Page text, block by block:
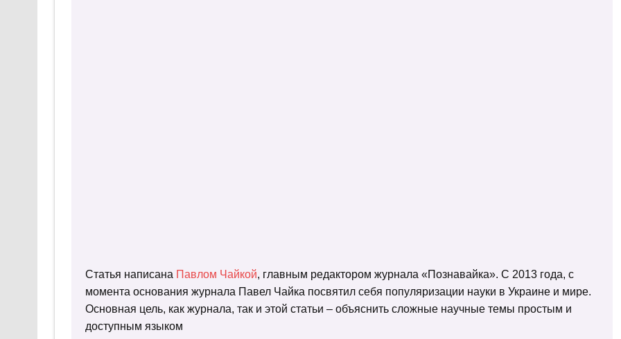
Статья написана Павлом Чайкой, главным редактором журнала «Познавайка». С 2013 года, с
момента основания журнала Павел Чайка посвятил себя популяризации науки в Украине и мире.
Основная цель, как журнала, так и этой статьи – объяснить сложные научные темы простым и
доступным языком